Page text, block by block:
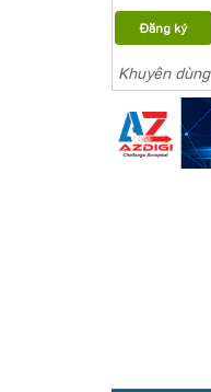
Đăng ký
Khuyên dùng